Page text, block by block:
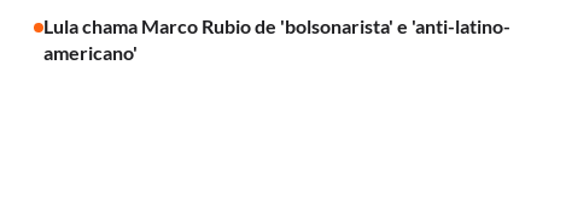
Lula chama Marco Rubio de 'bolsonarista' e 'anti-latino-
americano'